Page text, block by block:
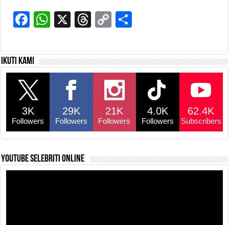
F
c
e
b
o
o
k
W
s
p
X
T
a
C
y
Li
n
k
e
Ikuti kami
3K
Followers
29K
Followers
21K
Followers
4.0K
Followers
62.4K
Subscribers
YouTube selebriti online